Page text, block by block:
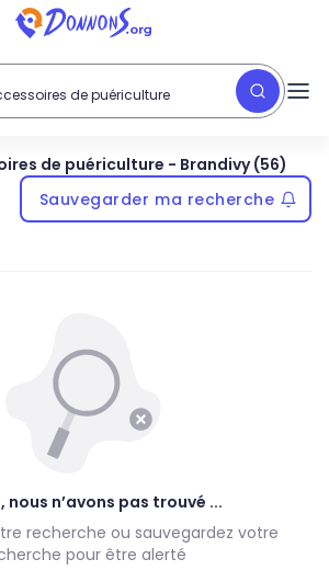
de puériculture
de puériculture - Brandivy (56)
Sauvegarder ma recherche
nous n’avons pas trouvé ...
recherche ou sauvegardez votre
pour être alerté